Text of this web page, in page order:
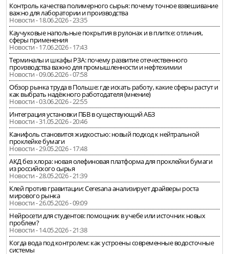
Контроль качества полимерного сырья: почему точное взвешивание
важно для лаборатории и производства
Новости - 18.06.2026 - 23:35
Каучуковые напольные покрытия в рулонах и в плитке: отличия,
сферы применения
Новости - 17.06.2026 - 17:43
Терминалы и шкафы РЗА: почему развитие отечественного
производства важно для промышленности и нефтехимии
Новости - 09.06.2026 - 07:58
Обзор рынка труда в Польше: где искать работу, какие сферы растут и
как выбрать надёжного работодателя (мнение)
Новости - 03.06.2026 - 22:55
Интеграция установки ПБВ в существующий АБЗ
Новости - 31.05.2026 - 20:46
Канифоль становится жидкостью: новый подход к нейтральной
проклейке бумаги
Новости - 29.05.2026 - 17:48
АКД без хлора: новая олефиновая платформа для проклейки бумаги
из российского сырья
Новости - 28.05.2026 - 21:39
Клей против гравитации: Ceresana анализирует драйверы роста
мирового рынка
Новости - 26.05.2026 - 09:09
Нейросети для студентов: помощник в учебе или источник новых
проблем?
Новости - 14.05.2026 - 21:38
Когда вода под контролем: как устроены современные водосточные
системы